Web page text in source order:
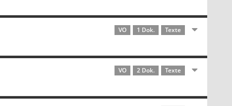
VO 1 Dok. Texte
VO 2 Dok. Texte